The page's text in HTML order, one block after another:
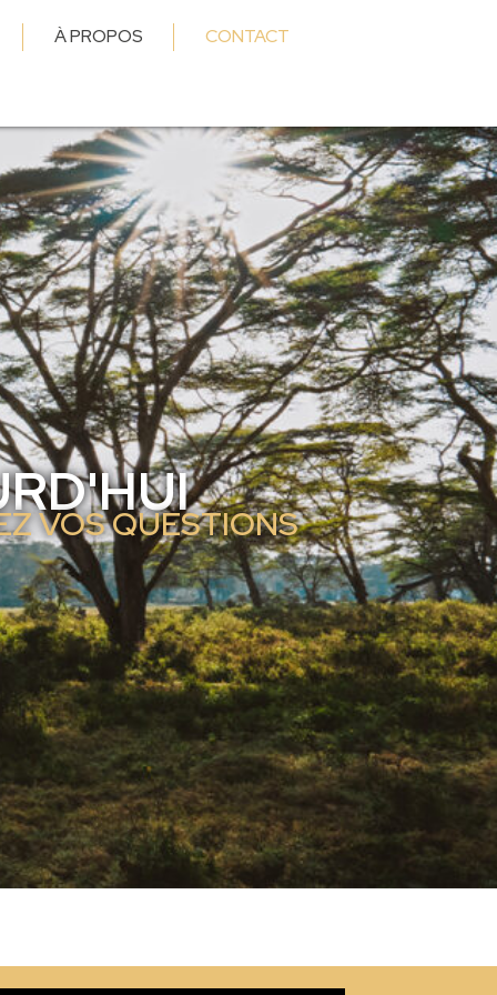
À PROPOS CONTACT
VOS QUESTIONS